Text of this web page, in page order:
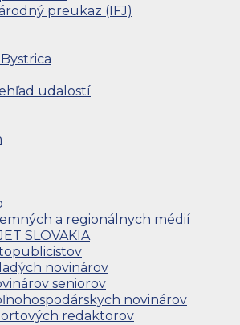
preukaz (IFJ)
udalostí
a regionálnych médií
SLOVAKIA
novinárov
seniorov
novinárov
redaktorov